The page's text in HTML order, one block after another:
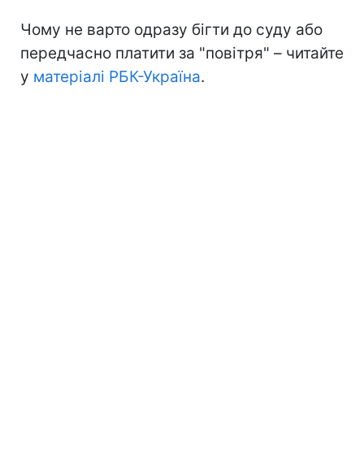
Чому не варто одразу бігти до суду або
передчасно платити за "повітря" – читайте
у матеріалі РБК-Україна.